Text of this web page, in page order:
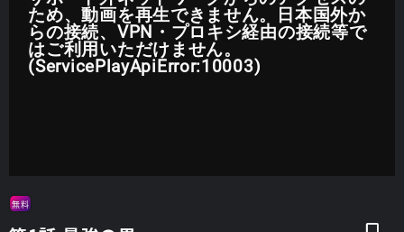
ため、動画を再生できません。日本国外か
らの接続、VPN・プロキシ経由の接続等で
はご利用いただけません。
(ServicePlayApiError:10003)
無料